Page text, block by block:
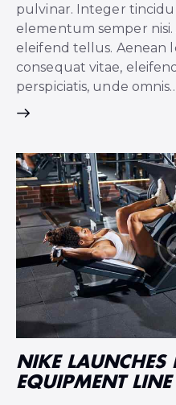
pulvinar. Integer
elementum semper
eleifend tellus. Aenean
consequat vitae,
perspiciatis, unde
NIKE LAUNCHES
EQUIPMENT LINE